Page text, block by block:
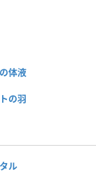
体液
の羽
ル